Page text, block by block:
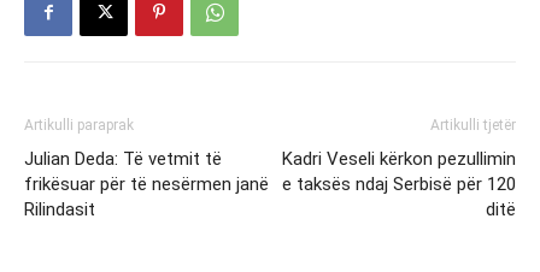
Artikulli paraprak
Julian Deda: Të vetmit të
frikësuar për të nesërmen janë
Rilindasit
Artikulli tjetër
Kadri Veseli kërkon pezullimin
e taksës ndaj Serbisë për 120
ditë